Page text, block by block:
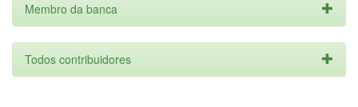
Membro da banca
Todos contribuidores